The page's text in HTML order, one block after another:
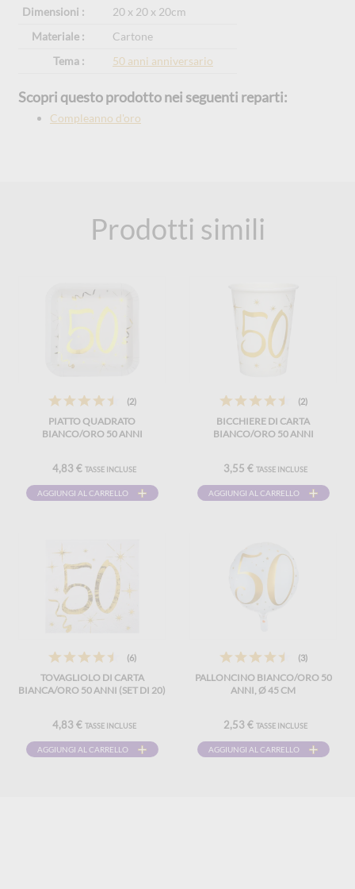
Dimensioni :
20 x 20 x 20cm
Materiale :
Cartone
Tema :
50 anni anniversario
Scopri questo prodotto nei seguenti reparti:
Compleanno d'oro
Prodotti simili
(2)
PIATTO QUADRATO
BIANCO/ORO 50 ANNI
4,83 € TASSE INCLUSE
AGGIUNGI AL CARRELLO
(2)
BICCHIERE DI CARTA
BIANCO/ORO 50 ANNI
3,55 € TASSE INCLUSE
AGGIUNGI AL CARRELLO
(6)
TOVAGLIOLO DI CARTA
BIANCA/ORO 50 ANNI (SET DI 20)
4,83 € TASSE INCLUSE
AGGIUNGI AL CARRELLO
(3)
PALLONCINO BIANCO/ORO 50
ANNI, Ø 45 CM
2,53 € TASSE INCLUSE
AGGIUNGI AL CARRELLO